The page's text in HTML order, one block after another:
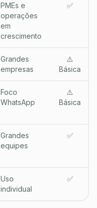
PMEs e
operações
em
crescimento
✅
Grandes
empresas
⚠️
Básica
Foco
WhatsApp
⚠️
Básica
Grandes
equipes
✅
Uso
individual
✅